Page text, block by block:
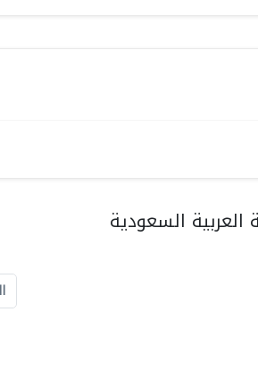
السعودية